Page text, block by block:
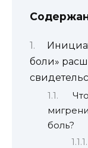
боли»
боль?